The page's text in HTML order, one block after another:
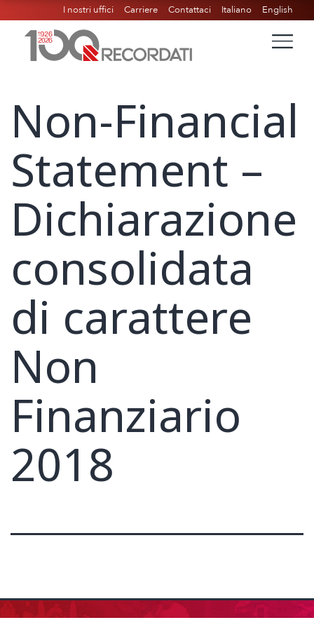
I nostri uffici Carriere Contattaci Italiano English
Non-Financial
Statement –
Dichiarazione
consolidata
di carattere
Non
Finanziario
2018